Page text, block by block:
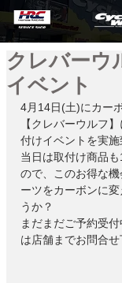
クレバーウ
イベント
4月14日(土)にカー
【クレバーウルフ
付けイベントを実施
当日は取付け商品
ので、このお得な
ーツをカーボンに
うか？
まだまだご予約受
は店舗までお問合せ